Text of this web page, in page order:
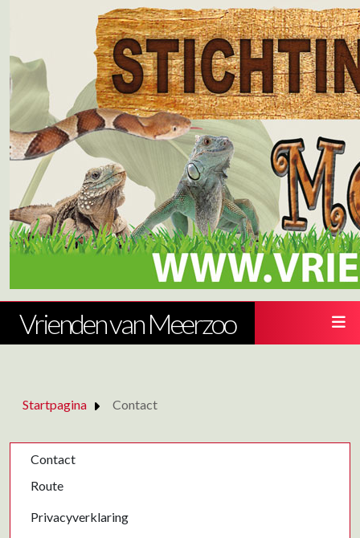
Vrienden van Meerzoo
Startpagina Contact
Contact
Route
Privacyverklaring